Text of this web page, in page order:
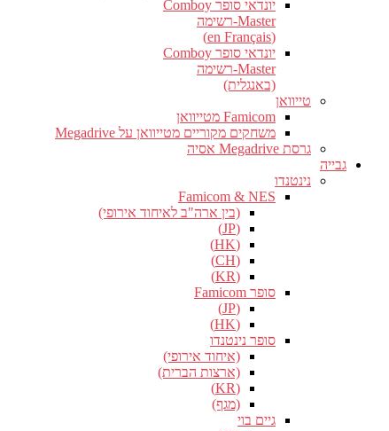
יונדאי סופר Comboy
Master-רשימה
(en Français)
יונדאי סופר Comboy
Master-רשימה
(באנגלית)
טייוואן
Famicom מטייוואן
משחקים מקוריים מטייוואן על Megadrive
גרסת Megadrive אסיה
גבייה
נינטנדו
Famicom & NES
(בין ארה"ב לאיחוד אירופי)
(JP)
(HK)
(CH)
(KR)
סופר Famicom
(JP)
(HK)
סופר נינטנדו
(איחוד אירופי)
(ארצות הברית)
(KR)
(מגף)
גיים בוי